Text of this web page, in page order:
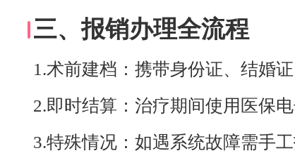
三、报销办理全流程
1.术前建档：携带身份证、结婚
2.即时结算：治疗期间使用医保
3.特殊情况：如遇系统故障需手